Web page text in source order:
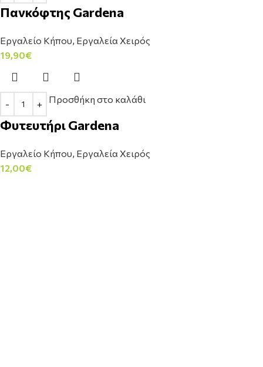
Πανκόφτης Gardena
Εργαλείο Κήπου, Εργαλεία Χειρός
19,90€
Προσθήκη στο καλάθι
Φυτευτήρι Gardena
Εργαλείο Κήπου, Εργαλεία Χειρός
12,00€